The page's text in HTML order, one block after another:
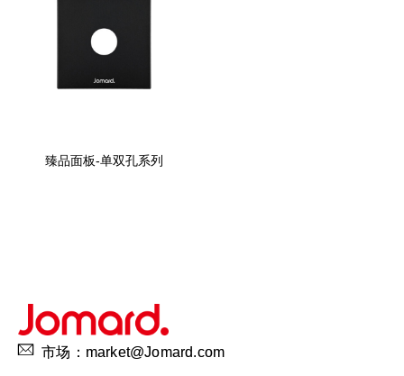
臻品面板-单双孔系列
市场：market@Jomard.com